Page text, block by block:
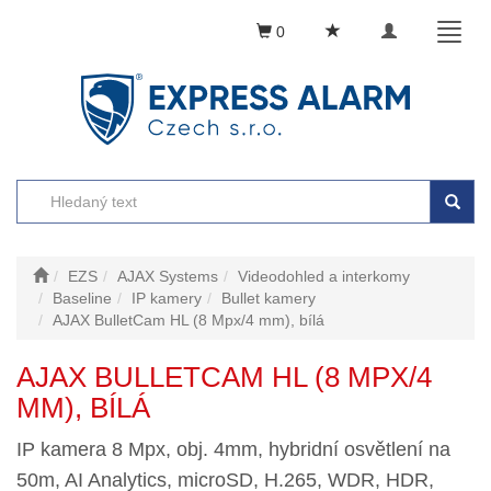
Toggle
0
EZS AJAX Systems
Videodohled a interkomy
Baseline
IP kamery
Bullet kamery
AJAX BulletCam HL (8 Mpx/4 mm), bílá
AJAX BULLETCAM HL (8 MPX/4
MM), BÍLÁ
IP kamera 8 Mpx, obj. 4mm, hybridní osvětlení na
50m, AI Analytics, microSD, H.265, WDR, HDR,